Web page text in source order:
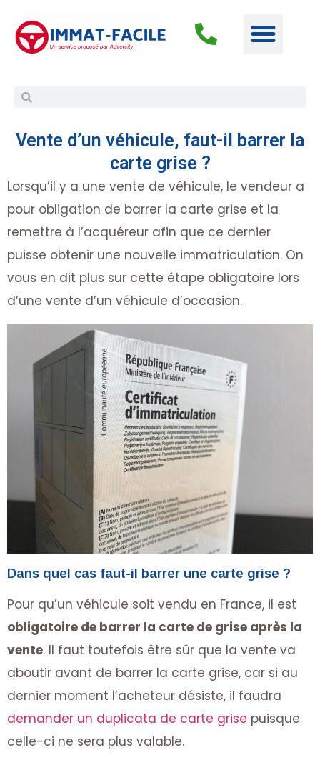
Vente d’un véhicule, faut-il barrer la
carte grise ?
Lorsqu’il y a une vente de véhicule, le vendeur a
pour obligation de barrer la carte grise et la
remettre à l’acquéreur afin que ce dernier
puisse obtenir une nouvelle immatriculation. On
vous en dit plus sur cette étape obligatoire lors
d’une vente d’un véhicule d’occasion.
Dans quel cas faut-il barrer une carte grise ?
Pour qu’un véhicule soit vendu en France, il est
obligatoire de barrer la carte de grise après la
vente. Il faut toutefois être sûr que la vente va
aboutir avant de barrer la carte grise, car si au
dernier moment l’acheteur désiste, il faudra
demander un duplicata de carte grise puisque
celle-ci ne sera plus valable.